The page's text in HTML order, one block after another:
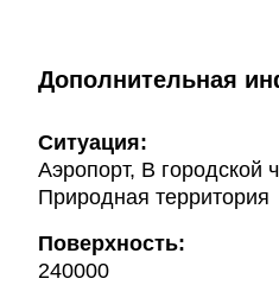
Дополнительная
Ситуация:
Аэропорт, В городской
Природная территория
Поверхность:
240000